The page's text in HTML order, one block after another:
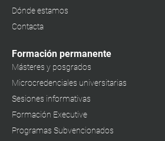
Dónde estamos
Contacta
Formación permanente
Másteres y posgrados
Microcredenciales universitarias
Sesiones informativas
Formación Executive
Programas Subvencionados